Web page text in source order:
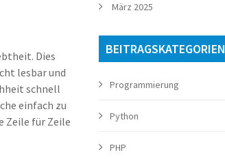
Dies
lesbar und
schnell
einfach zu
Zeile für Zeile
März 2025
BEITRAGSKATEGORIEN
Programmierung
Python
PHP